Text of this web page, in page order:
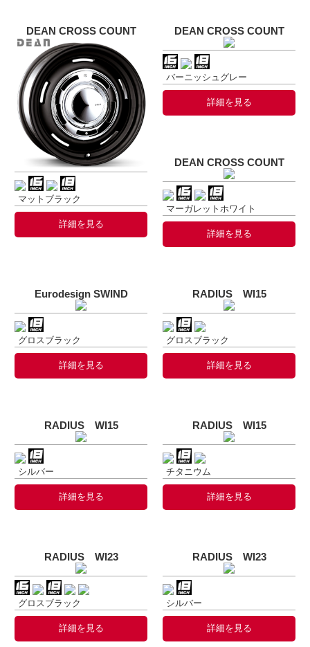
DEAN CROSS COUNT
マットブラック
詳細を見る
DEAN CROSS COUNT
バーニッシュグレー
詳細を見る
DEAN CROSS COUNT
マーガレットホワイト
詳細を見る
Eurodesign SWIND
グロスブラック
詳細を見る
RADIUS WI15
グロスブラック
詳細を見る
RADIUS WI15
シルバー
詳細を見る
RADIUS WI15
チタニウム
詳細を見る
RADIUS WI23
グロスブラック
詳細を見る
RADIUS WI23
シルバー
詳細を見る